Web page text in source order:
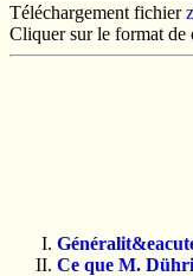
Téléchargement fichier
Cliquer sur le format de
Ce que M.